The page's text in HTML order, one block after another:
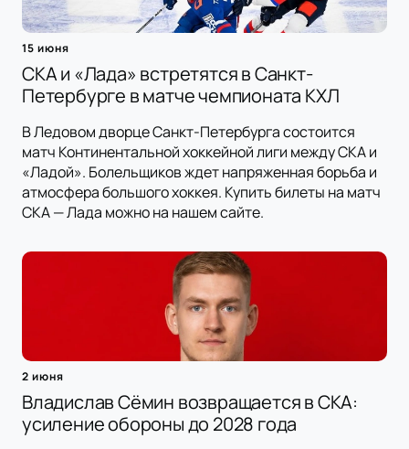
15 июня
СКА и «Лада» встретятся в Санкт-
Петербурге в матче чемпионата КХЛ
В Ледовом дворце Санкт-Петербурга состоится
матч Континентальной хоккейной лиги между СКА и
«Ладой». Болельщиков ждет напряженная борьба и
атмосфера большого хоккея. Купить билеты на матч
СКА — Лада можно на нашем сайте.
2 июня
Владислав Сёмин возвращается в СКА:
усиление обороны до 2028 года